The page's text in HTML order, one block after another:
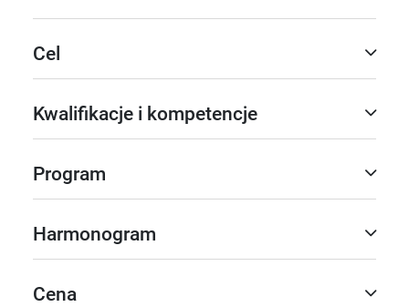
Cel
Kwalifikacje i kompetencje
Program
Harmonogram
Cena